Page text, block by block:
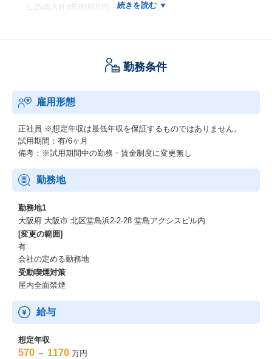
∟25歳入社4年/600万円～
∟ライン職/プロフェッショナル職：1300万円-
∟専門職上級：950-1150万円
∟総合職主任：700-750万円
∟総合職社員：580-600万円
※年功序列ではなく年1回評価の機会があります
■働く環境について
・フレックスタイム：有
・平均残業時間：月29.4時間
・有休取得数：11.5日
・リモートワーク率：8割
・離職率：2.3％
・平均勤続年数：12年
勤務条件
雇用形態
正社員 ※想定年収は最低年収を保証するものではありません。
試用期間：有/6ヶ月
備考：※試用期間中の勤務・賃金制度に変更無し
勤務地
勤務地1
大阪府 大阪市 北区堂島浜2-2-28 堂島アクシスビル内
[変更の範囲]
有
会社の定める勤務地
受動喫煙対策
屋内全面禁煙
給与
想定年収
570 ～ 1170 万円